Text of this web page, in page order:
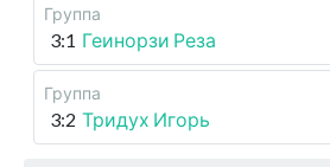
Группа
3:1 Геинорзи Реза
Группа
3:2 Тридух Игорь